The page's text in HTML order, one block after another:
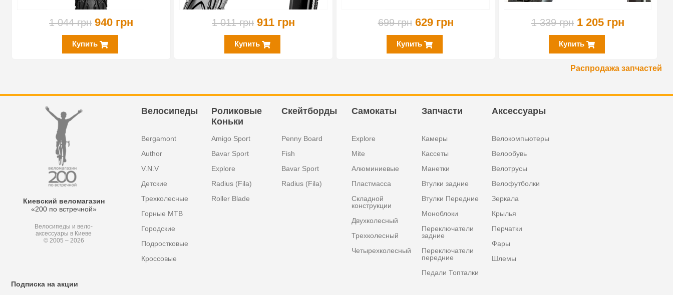
1 044 грн 940 грн
Купить
1 011 грн 911 грн
Купить
699 грн 629 грн
Купить
1 339 грн 1 205 грн
Купить
Распродажа запчастей
Киевский веломагазин
«200 по встречной»
Велосипеды и вело-
аксессуары в Киеве
© 2005 – 2026
Велосипеды
Bergamont
Author
V.N.V
Детские
Трехколесные
Горные MTB
Городские
Подростковые
Кроссовые
Роликовые
Коньки
Amigo Sport
Bavar Sport
Explore
Radius (Fila)
Roller Blade
Скейтборды
Penny Board
Fish
Bavar Sport
Radius (Fila)
Самокаты
Explore
Mite
Алюминиевые
Пластмасса
Складной
конструкции
Двухколесный
Трехколесный
Четырехколесный
Запчасти
Камеры
Кассеты
Манетки
Втулки задние
Втулки Передние
Моноблоки
Переключатели
задние
Переключатели
передние
Педали Топталки
Аксессуары
Велокомпьютеры
Велообувь
Велотрусы
Велофутболки
Зеркала
Крылья
Перчатки
Фары
Шлемы
Подписка на акции